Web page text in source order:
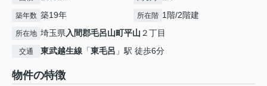
築年数 築19年 所在階 1階/2階建
所在地 埼玉県 入間郡毛呂山町平山 ２丁目
交通 東武越生線 「東毛呂 」駅 徒歩6分
物件の特徴